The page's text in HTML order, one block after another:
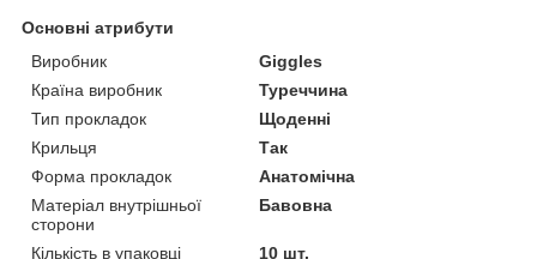
Основні атрибути
Виробник
Giggles
Країна виробник
Туреччина
Тип прокладок
Щоденні
Крильця
Так
Форма прокладок
Анатомічна
Матеріал внутрішньої
сторони
Бавовна
Кількість в упаковці
10 шт.